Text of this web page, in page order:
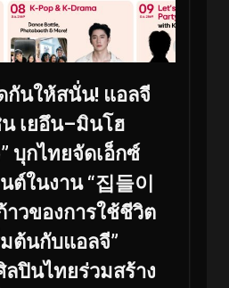
กันให้สนั่น! แอลจี
เยอึน–มินโฮ
บุกไทยจัดเอ็กซ์
ต์ในงาน “집들이
าวของการใช้ชีวิต
ต้นกับแอลจี”
ปินไทยร่วมสร้าง